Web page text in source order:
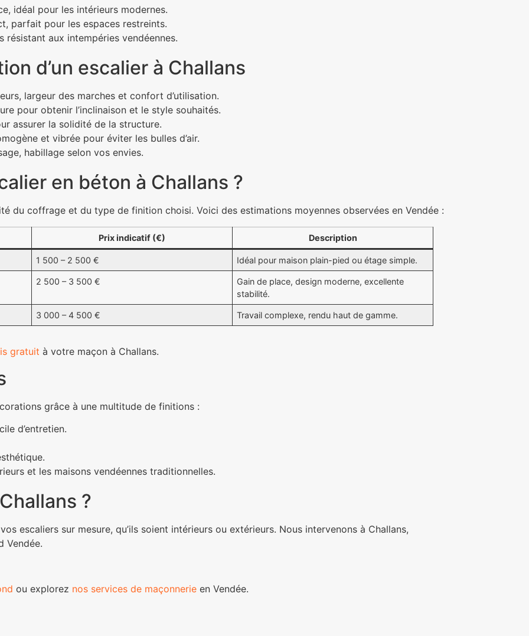
idéal pour les intérieurs modernes.
parfait pour les espaces restreints.
résistant aux intempéries vendéennes.
d’un escalier à Challans
largeur des marches et confort d’utilisation.
pour obtenir l’inclinaison et le style souhaités.
assurer la solidité de la structure.
et vibrée pour éviter les bulles d’air.
habillage selon vos envies.
en béton à Challans ?
du coffrage et du type de finition choisi. Voici des estimations moyennes observées en Vendée :
Prix indicatif (€) Description
1 500 – 2 500 € Idéal pour maison plain-pied ou étage simple.
2 500 – 3 500 €
Gain de place, design moderne, excellente
stabilité.
3 000 – 4 500 € Travail complexe, rendu haut de gamme.
gratuit à votre maçon à Challans.
grâce à une multitude de finitions :
d’entretien.
et les maisons vendéennes traditionnelles.
?
escaliers sur mesure, qu’ils soient intérieurs ou extérieurs. Nous intervenons à Challans,
Vendée.
ou explorez nos services de maçonnerie en Vendée.